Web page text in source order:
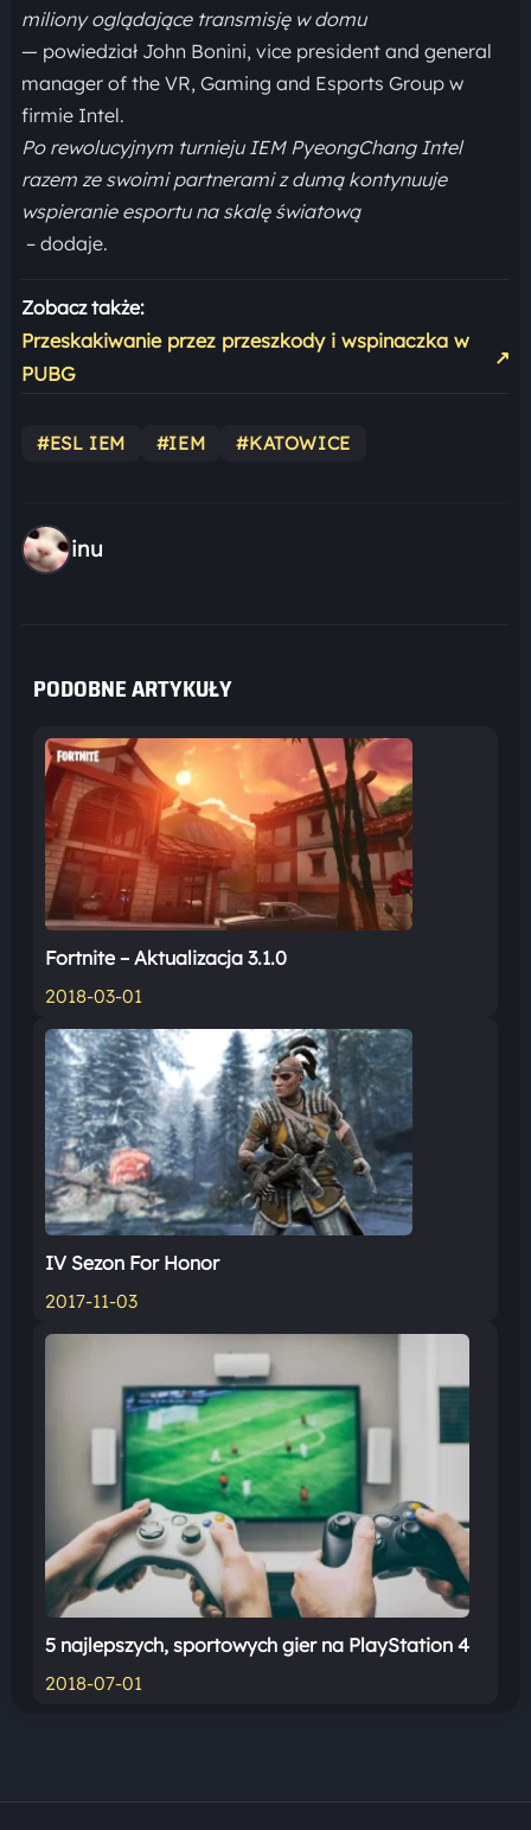
miliony oglądające transmisję w domu
— powiedział John Bonini, vice president and general
manager of the VR, Gaming and Esports Group w
firmie Intel.
Po rewolucyjnym turnieju IEM PyeongChang Intel
razem ze swoimi partnerami z dumą kontynuuje
wspieranie esportu na skalę światową
– dodaje.
Zobacz także:
Przeskakiwanie przez przeszkody i wspinaczka w
PUBG
↗
#ESL IEM #IEM #KATOWICE
inu
PODOBNE ARTYKUŁY
Fortnite – Aktualizacja 3.1.0
2018-03-01
IV Sezon For Honor
2017-11-03
5 najlepszych, sportowych gier na PlayStation 4
2018-07-01